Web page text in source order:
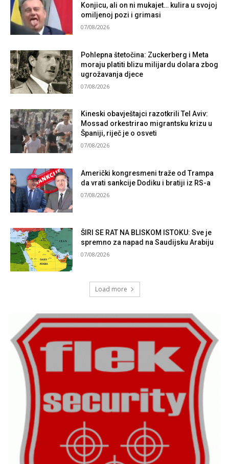
Konjicu, ali on ni mukajet… kulira u svojoj
omiljenoj pozi i grimasi
07/08/2026
Pohlepna štetočina: Zuckerberg i Meta
moraju platiti blizu milijardu dolara zbog
ugrožavanja djece
07/08/2026
Kineski obavještajci razotkrili Tel Aviv:
Mossad orkestrirao migrantsku krizu u
Španiji, riječ je o osveti
07/08/2026
Američki kongresmeni traže od Trampa
da vrati sankcije Dodiku i bratiji iz RS-a
07/08/2026
ŠIRI SE RAT NA BLISKOM ISTOKU: Sve je
spremno za napad na Saudijsku Arabiju
07/08/2026
Load more